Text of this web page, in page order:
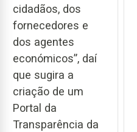
cidadãos, dos
fornecedores e
dos agentes
económicos”, daí
que sugira a
criação de um
Portal da
Transparência da